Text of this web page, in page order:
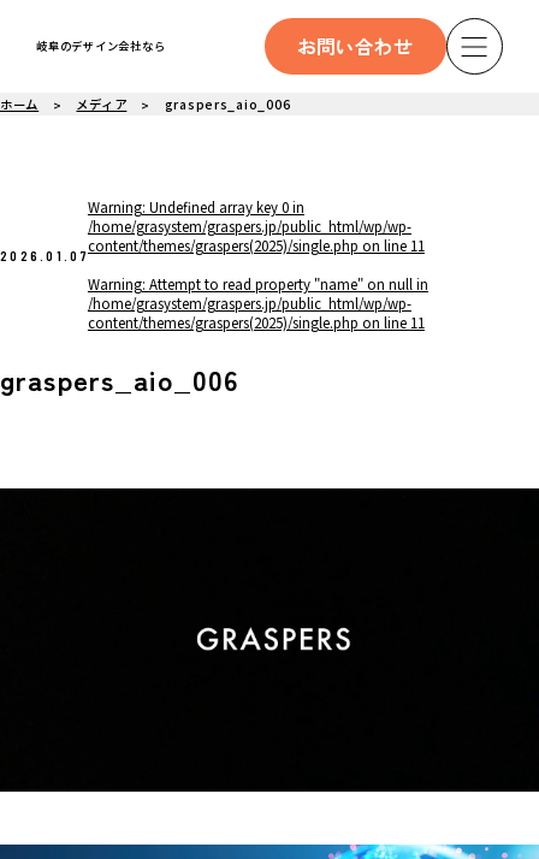
岐阜のデザイン会社なら お問い合わせ
ホーム メディア graspers_aio_006
2026.01.07
Warning: Undefined array key 0 in
/home/grasystem/graspers.jp/public_html/wp/wp-
content/themes/graspers(2025)/single.php on line 11
Warning: Attempt to read property "name" on null in
/home/grasystem/graspers.jp/public_html/wp/wp-
content/themes/graspers(2025)/single.php on line 11
graspers_aio_006